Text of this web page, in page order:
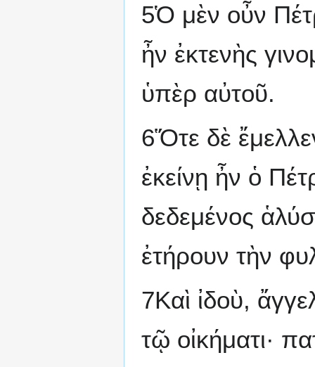
5Ὁ μὲν οὖν
ἦν ἐκτενὴς
ὑπὲρ αὐτοῦ.
6Ὅτε δὲ
ἐκείνῃ ἦν ὁ
δεδεμένος
ἐτήρουν τὴν
7Καὶ ἰδοὺ,
τῷ οἰκήματι·